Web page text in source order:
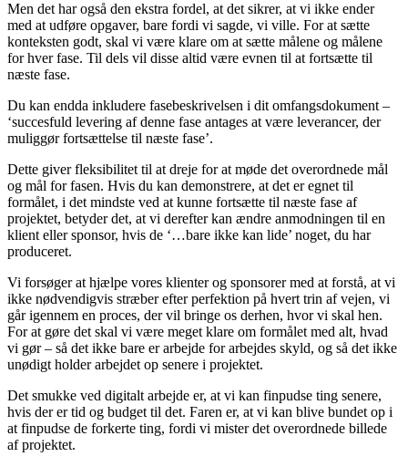
Men det har også den ekstra fordel, at det sikrer, at vi ikke ender
med at udføre opgaver, bare fordi vi sagde, vi ville. For at sætte
konteksten godt, skal vi være klare om at sætte målene og målene
for hver fase. Til dels vil disse altid være evnen til at fortsætte til
næste fase.
Du kan endda inkludere fasebeskrivelsen i dit omfangsdokument –
‘succesfuld levering af denne fase antages at være leverancer, der
muliggør fortsættelse til næste fase’.
Dette giver fleksibilitet til at dreje for at møde det overordnede mål
og mål for fasen. Hvis du kan demonstrere, at det er egnet til
formålet, i det mindste ved at kunne fortsætte til næste fase af
projektet, betyder det, at vi derefter kan ændre anmodningen til en
klient eller sponsor, hvis de ‘…bare ikke kan lide’ noget, du har
produceret.
Vi forsøger at hjælpe vores klienter og sponsorer med at forstå, at vi
ikke nødvendigvis stræber efter perfektion på hvert trin af vejen, vi
går igennem en proces, der vil bringe os derhen, hvor vi skal hen.
For at gøre det skal vi være meget klare om formålet med alt, hvad
vi gør – så det ikke bare er arbejde for arbejdes skyld, og så det ikke
unødigt holder arbejdet op senere i projektet.
Det smukke ved digitalt arbejde er, at vi kan finpudse ting senere,
hvis der er tid og budget til det. Faren er, at vi kan blive bundet op i
at finpudse de forkerte ting, fordi vi mister det overordnede billede
af projektet.